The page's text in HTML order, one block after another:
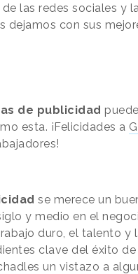
las redes sociales y
dejamos con sus
de publicidad
esta. ¡Felicidades a
se merece un
y medio en el
duro, el talento y
clave del éxito
un vistazo a